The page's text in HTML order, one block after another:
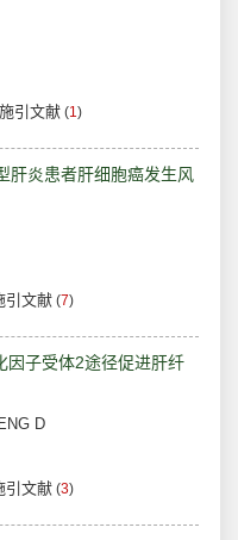
施引文献 (1)
肝炎患者肝细胞癌发生风
引文献 (7)
因子受体2途径促进肝纤
D
引文献 (3)